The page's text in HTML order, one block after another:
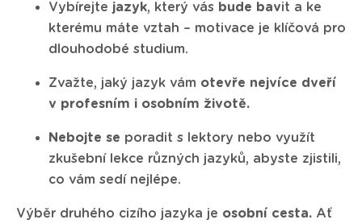
Vybírejte jazyk, který vás bude bavit a ke
kterému máte vztah – motivace je klíčová pro
dlouhodobé studium.
Zvažte, jaký jazyk vám otevře nejvíce dveří
v profesním i osobním životě.
Nebojte se poradit s lektory nebo využít
zkušební lekce různých jazyků, abyste zjistili,
co vám sedí nejlépe.
Výběr druhého cizího jazyka je osobní cesta. Ať